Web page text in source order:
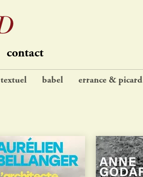
contact
textuel babel errance & picard